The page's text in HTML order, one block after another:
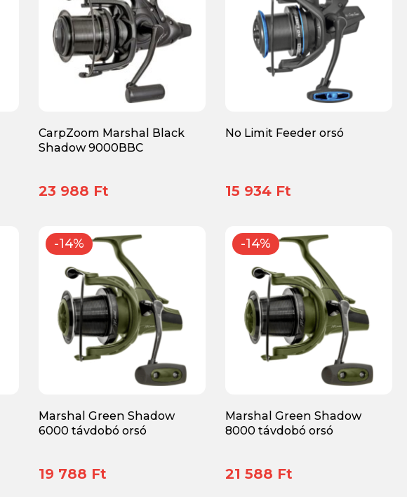
CarpZoom Marshal Black
Shadow 9000BBC
23 988 Ft
No Limit Feeder orsó
15 934 Ft
-14%
Marshal Green Shadow
6000 távdobó orsó
19 788 Ft
-14%
Marshal Green Shadow
8000 távdobó orsó
21 588 Ft